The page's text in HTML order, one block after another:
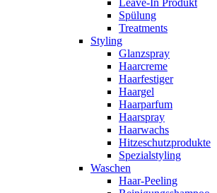
Leave-In Produkt
Spülung
Treatments
Styling
Glanzspray
Haarcreme
Haarfestiger
Haargel
Haarparfum
Haarspray
Haarwachs
Hitzeschutzprodukte
Spezialstyling
Waschen
Haar-Peeling